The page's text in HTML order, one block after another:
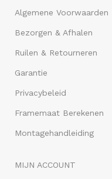
Algemene Voorwaarden
Bezorgen & Afhalen
Ruilen & Retourneren
Garantie
Privacybeleid
Framemaat Berekenen
Montagehandleiding
MIJN ACCOUNT